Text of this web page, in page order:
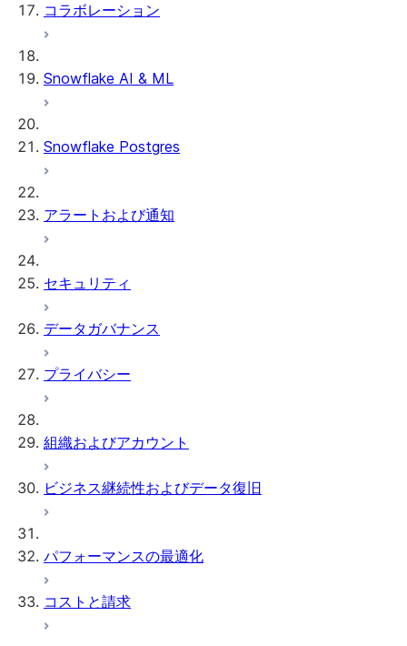
Snowflakeでのdbtプロジェクト
コラボレーション
Snowflake AI & ML
Snowflake Postgres
アラートおよび通知
セキュリティ
データガバナンス
プライバシー
組織およびアカウント
ビジネス継続性およびデータ復旧
パフォーマンスの最適化
コストと請求